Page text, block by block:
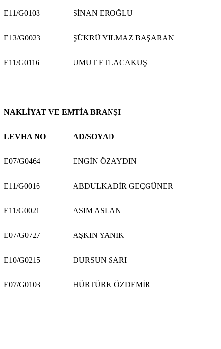
E11/G0108 SİNAN EROĞLU
E13/G0023 ŞÜKRÜ YILMAZ BAŞARAN
E11/G0116 UMUT ETLACAKUŞ
NAKLİYAT VE EMTİA BRANŞI
LEVHA NO AD/SOYAD
E07/G0464 ENGİN ÖZAYDIN
E11/G0016 ABDULKADİR GEÇGÜNER
E11/G0021 ASIM ASLAN
E07/G0727 AŞKIN YANIK
E10/G0215 DURSUN SARI
E07/G0103 HÜRTÜRK ÖZDEMİR